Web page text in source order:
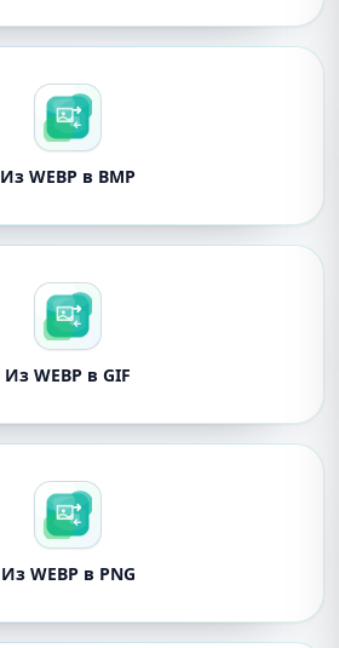
Из WEBP в BMP
Из WEBP в GIF
Из WEBP в PNG